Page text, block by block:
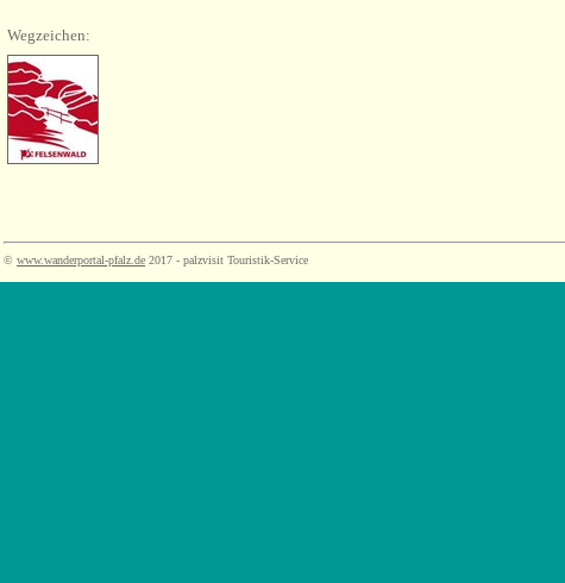
Wegzeichen:
© www.wanderportal-pfalz.de 2017 - palzvisit Touristik-Service